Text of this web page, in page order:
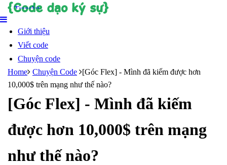
Giới thiệu
Viết code
Chuyện code
Home Chuyện Code
[Góc Flex] - Mình đã kiếm được hơn
10,000$ trên mạng như thế nào?
[Góc Flex] - Mình đã kiếm
được hơn 10,000$ trên mạng
như thế nào?